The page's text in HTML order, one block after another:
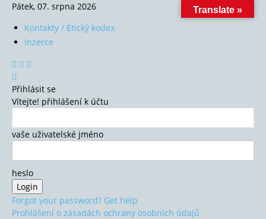
Pátek, 07. srpna 2026
Kontakty / Etický kodex
Inzerce
Přihlásit se
Vítejte! přihlášení k účtu
vaše uživatelské jméno
heslo
Forgot your password? Get help
Prohlášení o zásadách ochrany osobních údajů
Translate »